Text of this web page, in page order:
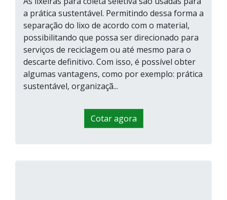
a prática sustentável. Permitindo dessa forma a
separação do lixo de acordo com o material,
possibilitando que possa ser direcionado para
serviços de reciclagem ou até mesmo para o
descarte definitivo. Com isso, é possível obter
algumas vantagens, como por exemplo: prática
sustentável, organizaçã...
Cotar agora